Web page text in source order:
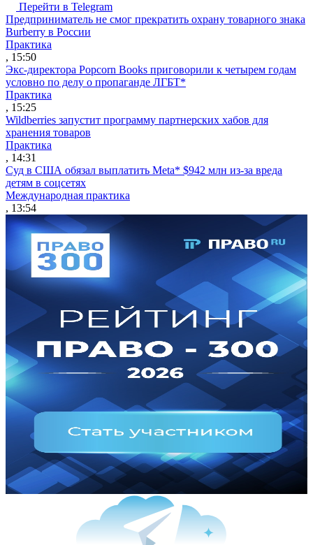
Перейти в Telegram
Предприниматель не смог прекратить охрану товарного знака
Burberry в России
Практика
, 15:50
Экс-директора Popcorn Books приговорили к четырем годам
условно по делу о пропаганде ЛГБТ*
Практика
, 15:25
Wildberries запустит программу партнерских хабов для
хранения товаров
Практика
, 14:31
Суд в США обязал выплатить Meta* $942 млн из-за вреда
детям в соцсетях
Международная практика
, 13:54